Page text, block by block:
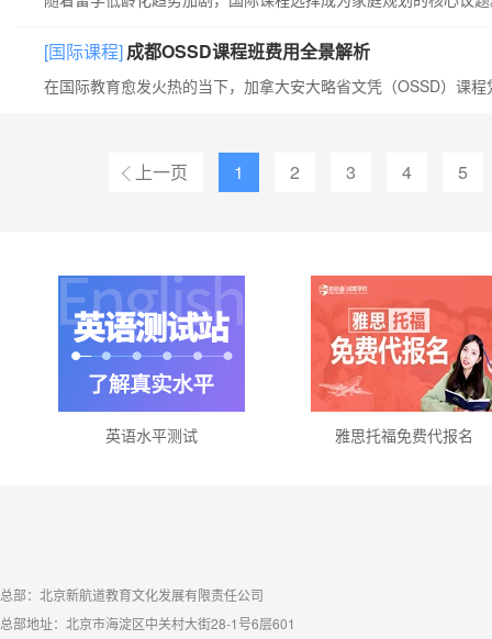
[国际课程]成都OSSD课程班费用全景解析
上一页 1 2 3 4 5
英语水平测试 雅思托福免费代报名
总部：北京新航道教育文化发展有限责任公司
总部地址：北京市海淀区中关村大街28-1号6层601